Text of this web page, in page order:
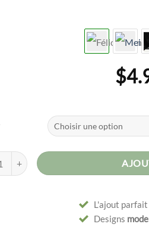
$
de Félicitations!
L'ajout
Designs